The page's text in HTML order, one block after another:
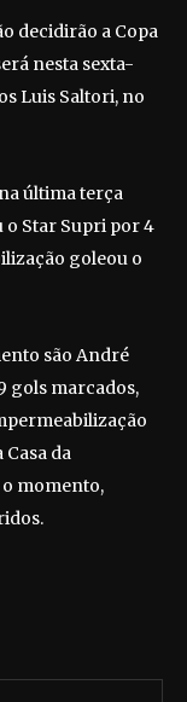
decidirão a Copa
nesta sexta-
Luis Saltori, no
última terça
o Star Supri por 4
goleou o
são André
gols marcados,
Casa da
momento,